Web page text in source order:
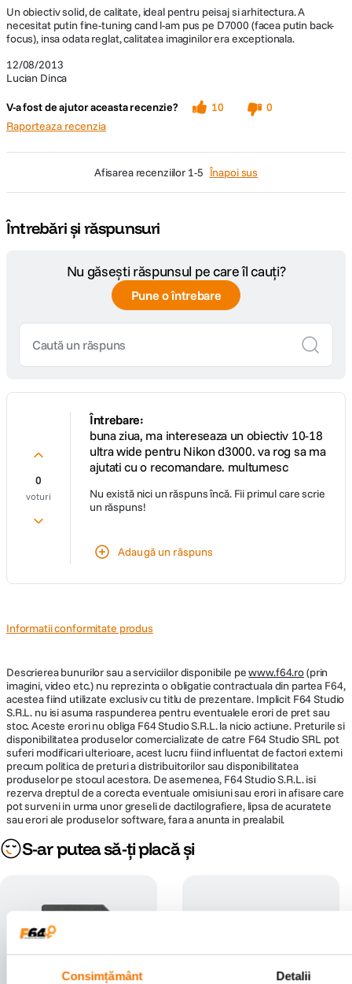
Consimțământ Detalii
12/08/2013
Lucian Dinca
Un obiectiv solid, de calitate, ideal pentru peisaj si arhitectura. A
necesitat putin fine-tuning cand l-am pus pe D7000 (facea putin back-
focus), insa odata reglat, calitatea imaginilor era exceptionala.
V-a fost de ajutor aceasta recenzie? 10
0
Raporteaza recenzia
afisarea recenziilor 1-5 Înapoi sus
Întrebări și răspunsuri
Nu găsești răspunsul pe care îl cauți?
Pune o întrebare
0
voturi
Întrebare:
buna ziua, ma intereseaza un obiectiv 10-18
ultra wide pentru Nikon d3000. va rog sa ma
ajutati cu o recomandare. multumesc
Nu există nici un răspuns încă. Fii primul care scrie
un răspuns!
Adaugă un răspuns
Informatii conformitate produs
Descrierea bunurilor sau a serviciilor disponibile pewww.f64.ro(prin
imagini, video etc.) nu reprezinta o obligatie contractuala din partea F64,
acestea fiind utilizate exclusiv cu titlu de prezentare. Implicit F64 Studio
S.R.L. nu isi asuma raspunderea pentru eventualele erori de pret sau
stoc. Aceste erori nu obliga F64 Studio S.R.L. la nicio actiune. Preturile si
disponibilitatea produselor comercializate de catre F64 Studio SRL pot
suferi modificari ulterioare, acest lucru fiind influentat de factori externi
precum politica de preturi a distribuitorilor sau disponibilitatea
produselor pe stocul acestora. De asemenea, F64 Studio S.R.L. isi
rezerva dreptul de a corecta eventuale omisiuni sau erori in afisare care
pot surveni in urma unor greseli de dactilografiere, lipsa de acuratete
sau erori ale produselor software, fara a anunta in prealabil.
S-ar putea să-ți placă și